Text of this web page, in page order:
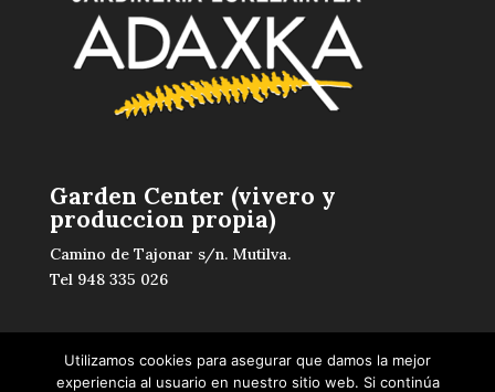
Garden Center (vivero y
produccion propia)
Camino de Tajonar s/n. Mutilva.
Tel 948 335 026
Utilizamos cookies para asegurar que damos la mejor
experiencia al usuario en nuestro sitio web. Si continúa